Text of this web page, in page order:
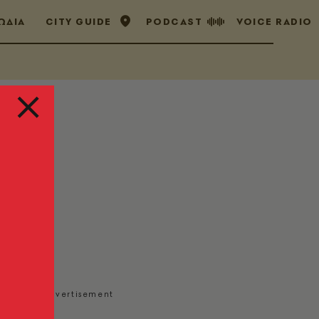
CITY GUIDE PODCAST VOICE RADIO